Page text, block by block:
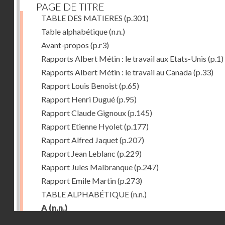
PAGE DE TITRE
TABLE DES MATIERES (p.301)
Table alphabétique(n.n.)
Avant-propos (p.r3)
Rapports Albert Métin : le travail aux Etats-Unis (p.1)
Rapports Albert Métin : le travail au Canada(p.33)
Rapport Louis Benoist(p.65)
Rapport Henri Dugué(p.95)
Rapport Claude Gignoux(p.145)
Rapport Etienne Hyolet(p.177)
Rapport Alfred Jaquet(p.207)
Rapport Jean Leblanc (p.229)
Rapport Jules Malbranque(p.247)
Rapport Emile Martin(p.273)
TABLE ALPHABÉTIQUE(n.n.)
A (n.n.)